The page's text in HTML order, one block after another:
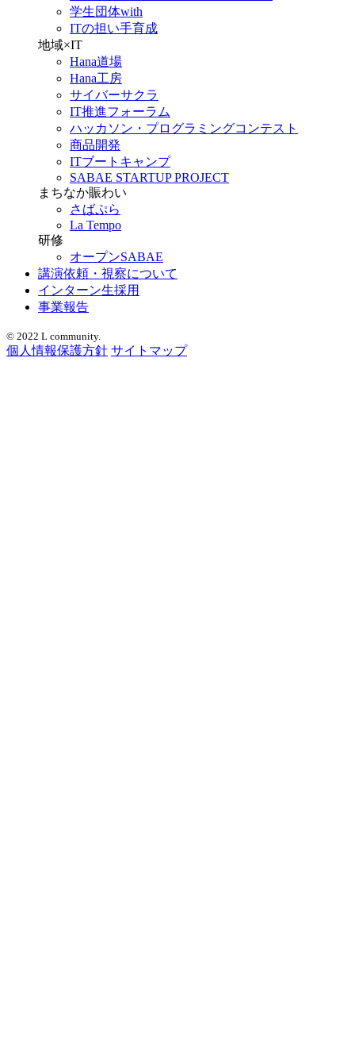
学生団体with
ITの担い手育成
地域×IT
Hana道場
Hana工房
サイバーサクラ
IT推進フォーラム
ハッカソン・プログラミングコンテスト
商品開発
ITブートキャンプ
SABAE STARTUP PROJECT
まちなか賑わい
さばぷら
La Tempo
研修
オープンSABAE
講演依頼・視察について
インターン生採用
事業報告
© 2022 L community.
個人情報保護方針 サイトマップ